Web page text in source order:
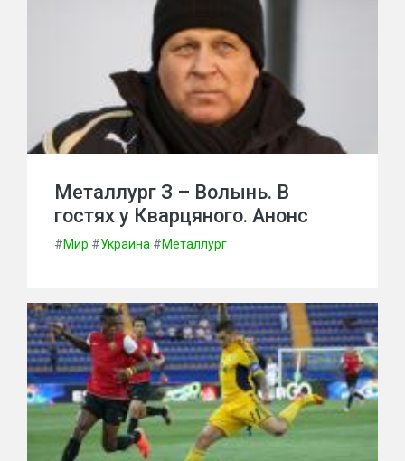
Металлург З – Волынь. В
гостях у Кварцяного. Анонс
#Мир #Украина #Металлург